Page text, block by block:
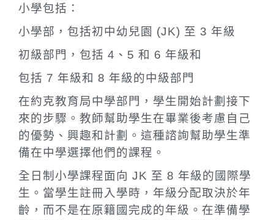
小學包括：
小學部，包括初中幼兒園 (JK) 至 3 年級
初級部門，包括 4、5 和 6 年級和
包括 7 年級和 8 年級的中級部門
在約克教育局中學部門，學生開始計劃接下
來的步驟。教師幫助學生在畢業後考慮自己
的優勢、興趣和計劃。這種諮詢幫助學生準
備在中學選擇他們的課程。
全日制小學課程面向 JK 至 8 年級的國際學
生。當學生註冊入學時，年級分配取決於年
齡，而不是在原籍國完成的年級。在準備學